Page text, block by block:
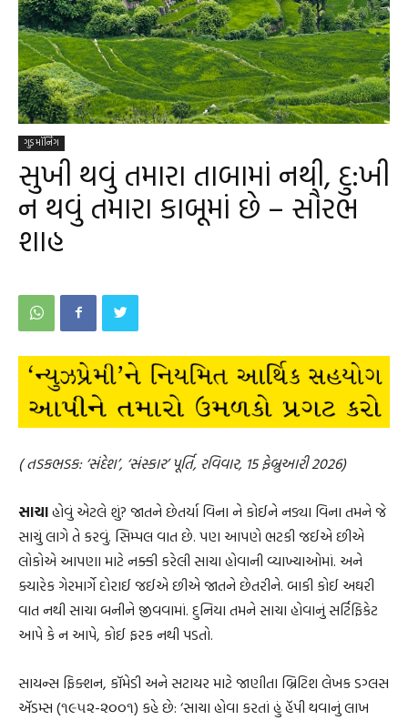
ગુડ મૉર્નિંગ
સુખી થવું તમારા તાબામાં નથી, દુ:ખી
ન થવું તમારા કાબૂમાં છે – સૌરભ
શાહ
( તડકભડક: ‘સંદેશ’, ‘સંસ્કાર’ પૂર્તિ, રવિવાર, 15 ફેબ્રુઆરી 2026)
સાચાહોવું એટલે શું? જાતને છેતર્યા વિના ને કોઈને નડ્યા વિના તમને જે
સાચું લાગે તે કરવું. સિમ્પલ વાત છે. પણ આપણે ભટકી જઈએ છીએ
લોકોએ આપણા માટે નક્કી કરેલી સાચા હોવાની વ્યાખ્યાઓમાં. અને
ક્યારેક ગેરમાર્ગે દોરાઈ જઈએ છીએ જાતને છેતરીને. બાકી કોઈ અઘરી
વાત નથી સાચા બનીને જીવવામાં. દુનિયા તમને સાચા હોવાનું સર્ટિફિકેટ
આપે કે ન આપે, કોઈ ફરક નથી પડતો.
સાયન્સ ફિક્શન, કૉમેડી અને સટાયર માટે જાણીતા બ્રિટિશ લેખક ડગ્લસ
ઍડમ્સ (૧૯૫૨-૨૦૦૧) કહે છે: ‘સાચા હોવા કરતાં હું હૅપી થવાનું લાખ